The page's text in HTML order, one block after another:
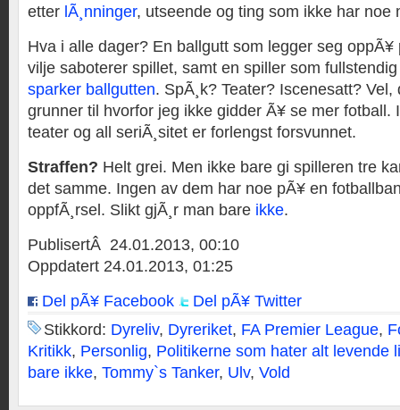
etter lÃ¸nninger, utseende og ting som ikke har noe
Hva i alle dager? En ballgutt som legger seg
vilje saboterer spillet, samt en spiller som
sparker ballgutten. SpÃ¸k? Teater? Iscenesatt?
grunner til hvorfor jeg ikke gidder Ã¥ se mer fotball.
teater og all seriÃ¸sitet er forlengst forsvunnet.
Straffen? Helt grei. Men ikke bare gi spilleren tre
det samme. Ingen av dem har noe pÃ¥ en
oppfÃ¸rsel. Slikt gjÃ¸r man bare ikke.
PublisertÂ 24.01.2013, 00:10
Oppdatert 24.01.2013, 01:25
Del pÃ¥ Facebook
Del pÃ¥ Twitter
Stikkord: Dyreliv, Dyreriket, FA Premier League,
Kritikk, Personlig, Politikerne som hater alt levende
bare ikke, Tommy`s Tanker, Ulv, Vold